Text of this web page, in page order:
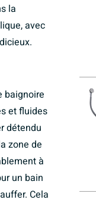
la
avec
baignoire
et fluides
détendu
zone de
à
un bain
Cela